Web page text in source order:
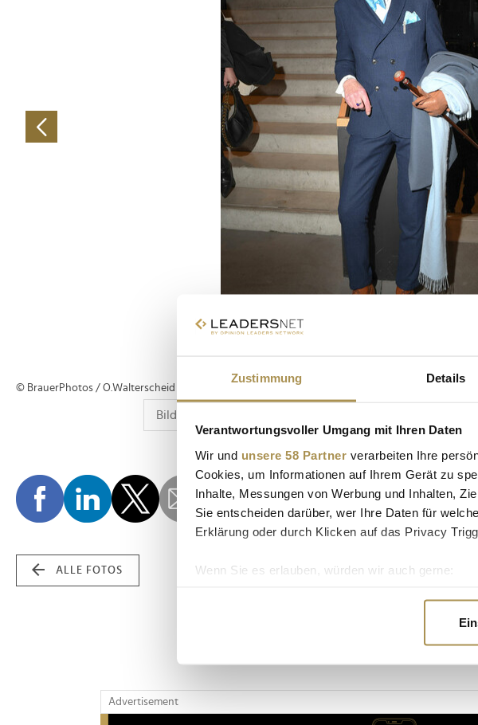
Zustimmung Details
Verantwortungsvoller Umgang mit Ihren Daten
Wir und unsere 58 Partner verarbeiten Ihre
Cookies, um Informationen auf Ihrem Gerät zu
Inhalte, Messungen von Werbung und Inhalten,
Sie entscheiden darüber, wer Ihre Daten für
Erklärung oder durch Klicken auf das Privacy
Wenn Sie es erlauben, würden wir auch gerne:
Erfahren Sie mehr darüber, wie Ihre
Wir verwenden Cookies, um Inhalte und Anzeigen
© BrauerPhotos / O.Walterscheid
ALLE FOTOS
Advertisement